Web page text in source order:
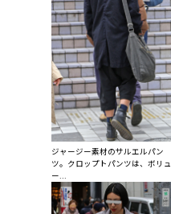
ジャージー素材のサルエルパン
ツ。クロップトパンツは、ボリュ
ー...